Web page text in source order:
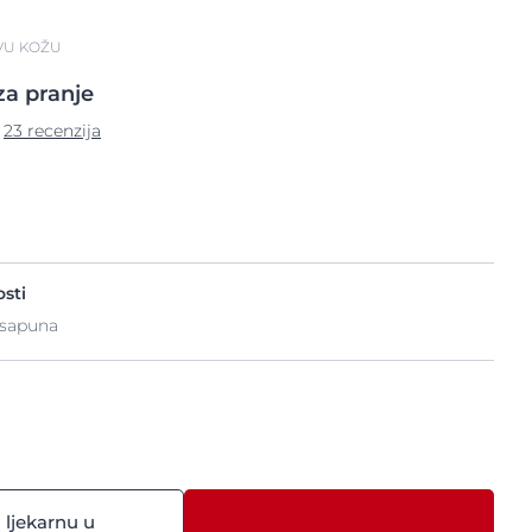
KOŽU
pranje
23 recenzija
ljekarnu u